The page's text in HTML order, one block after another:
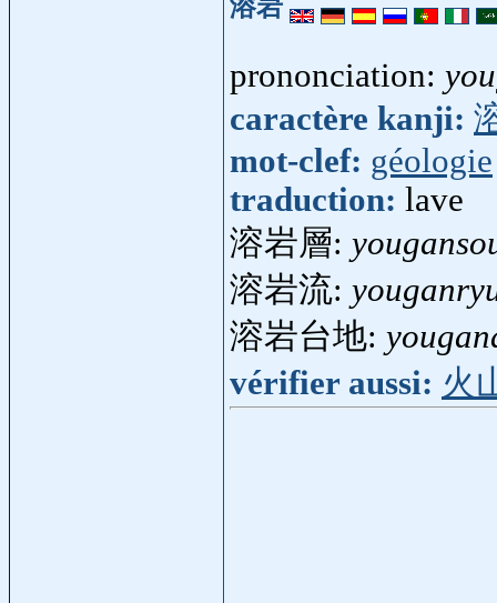
溶岩
prononciation:
caractère kanji:
mot-clef: géologie
traduction: lave
溶岩層:
溶岩流:
溶岩台地:
vérifier aussi: 火